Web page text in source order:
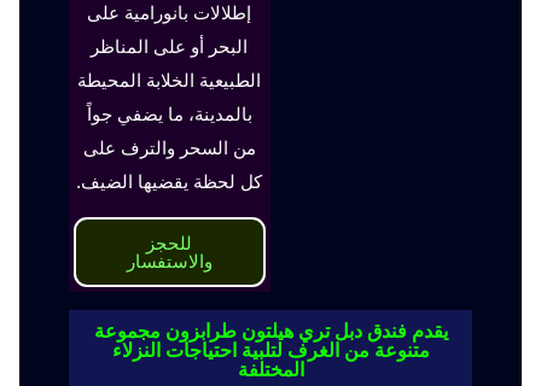
إطلالات بانورامية على
البحر أو على المناظر
الطبيعية الخلابة المحيطة
بالمدينة، ما يضفي جواً
من السحر والترف على
كل لحظة يقضيها الضيف.
للحجز
والاستفسار
يقدم فندق دبل تري هيلتون طرابزون مجموعة
متنوعة من الغرف لتلبية احتياجات النزلاء
المختلفة